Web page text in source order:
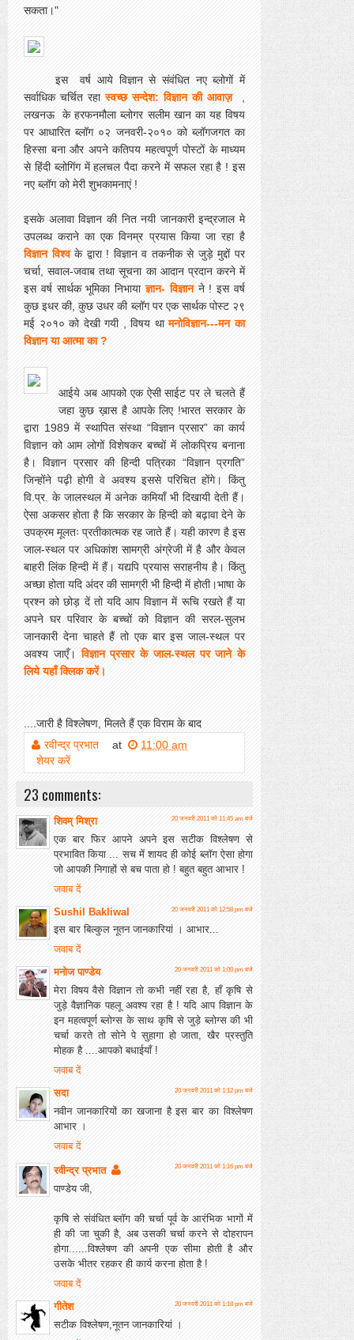
सकता।"
इस वर्ष आये विज्ञान से संवंधित नए ब्लोगों में
सर्वाधिक चर्चित रहास्वच्छ सन्देश: विज्ञान की आवाज़
लखनऊ के हरफनमौला ब्लोगर सलीम खान का यह विषय
पर आधारित ब्लॉग ०२ जनवरी-२०१० को ब्लॉगजगत का
हिस्सा बना और अपने कतिपय महत्वपूर्ण पोस्टों के माध्यम
से हिंदी ब्लोगिंग में हलचल पैदा करने में सफल रहा है ! इस
नए ब्लॉग को मेरी शुभकामनाएं !
इसके अलावा विज्ञान की नित नयी जानकारी इन्द्रजाल मे
उपलब्ध कराने का एक विनम्र प्रयास किया जा रहा है
विज्ञान विश्वके द्वारा ! विज्ञान व तकनीक से जुड़े मुद्दों पर
चर्चा, सवाल-जवाब तथा सूचना का आदान प्रदान करने में
इस वर्ष सार्थक भूमिका निभायाज्ञान- विज्ञानने ! इस वर्ष
कुछ इधर की, कुछ उधर की ब्लॉग पर एक सार्थक पोस्ट २९
मई २०१० को देखी गयी , विषय थामनोविज्ञान---मन का
विज्ञान या आत्मा का ?
आईये अब आपको एक ऐसी साईट पर ले चलते हैं
जहा कुछ ख़ास है आपके लिए !भारत सरकार के
द्वारा 1989 में स्थापित संस्था “विज्ञान प्रसार” का कार्य
विज्ञान को आम लोगों विशेषकर बच्चों में लोकप्रिय बनाना
है। विज्ञान प्रसार की हिन्दी पत्रिका “विज्ञान प्रगति”
जिन्होंने पढ़ी होगी वे अवश्य इससे परिचित होंगे। किंतु
वि.प्र. के जालस्थल में अनेक कमियाँ भी दिखायी देती हैं।
ऐसा अकसर होता है कि सरकार के हिन्दी को बढ़ावा देने के
उपक्रम मूलतः प्रतीकात्मक रह जाते हैं। यही कारण है इस
जाल-स्थल पर अधिकांश सामग्री अंग्रेजी में है और केवल
बाहरी लिंक हिन्दी में हैं। यद्यपि प्रयास सराहनीय है। किंतु
अच्छा होता यदि अंदर की सामग्री भी हिन्दी में होती।भाषा के
प्रश्न को छोड़ दें तो यदि आप विज्ञान में रूचि रखते हैं या
अपने घर परिवार के बच्चों को विज्ञान की सरल-सुलभ
जानकारी देना चाहते हैं तो एक बार इस जाल-स्थल पर
अवश्य जाएँ।विज्ञान प्रसार के जाल-स्थल पर जाने के
लिये यहाँ क्लिक करें।
....जारी है विश्लेषण, मिलते हैं एक विराम के बाद
रवीन्द्र प्रभात
at
11:00 am
शेयर करें
23 comments:
शिवम् मिश्रा 20 जनवरी 2011 को 11:45 am बजे
एक बार फिर आपने अपने इस सटीक विश्लेषण से
प्रभावित किया ... सच में शायद ही कोई ब्लॉग ऐसा होगा
जो आपकी निगाहों से बच पाता हो ! बहुत बहुत आभार !
जवाब दें
Sushil Bakliwal
20 जनवरी 2011 को 12:58 pm बजे
इस बार बिल्कुल नूतन जानकारियां । आभार...
जवाब दें
मनोज पाण्डेय
20 जनवरी 2011 को 1:00 pm बजे
मेरा विषय वैसे विज्ञान तो कभी नहीं रहा है, हाँ कृषि से
जुड़े वैज्ञानिक पहलू अवश्य रहा है ! यदि आप विज्ञान के
इन महत्वपूर्ण ब्लोग्स के साथ कृषि से जुड़े ब्लोग्स की भी
चर्चा करते तो सोने पे सुहागा हो जाता, खैर प्रस्तुति
मोहक है ....आपको बधाईयाँ !
जवाब दें
सदा
20 जनवरी 2011 को 1:12 pm बजे
नवीन जानकारियों का खजाना है इस बार का विश्‍लेषण
आभार ।
जवाब दें
रवीन्द्र प्रभात 20 जनवरी 2011 को 1:16 pm बजे
पाण्डेय जी,
कृषि से संवंधित ब्लॉग की चर्चा पूर्व के आरंभिक भागों में
ही की जा चुकी है, अब उसकी चर्चा करने से दोहरापन
होगा......विश्लेषण की अपनी एक सीमा होती है और
उसके भीतर रहकर ही कार्य करना होता है !
जवाब दें
गीतेश
20 जनवरी 2011 को 1:18 pm बजे
सटीक विश्लेषण,नूतन जानकारियां ।